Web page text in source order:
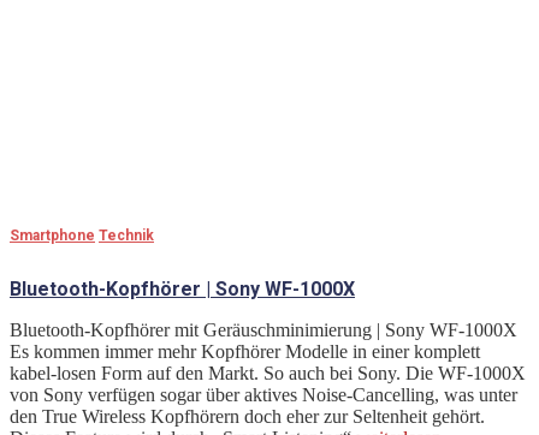
Smartphone Technik
Bluetooth-Kopfhörer | Sony WF-1000X
Bluetooth-Kopfhörer mit Geräuschminimierung | Sony WF-1000X
Es kommen immer mehr Kopfhörer Modelle in einer komplett
kabel-losen Form auf den Markt. So auch bei Sony. Die WF-1000X
von Sony verfügen sogar über aktives Noise-Cancelling, was unter
den True Wireless Kopfhörern doch eher zur Seltenheit gehört.